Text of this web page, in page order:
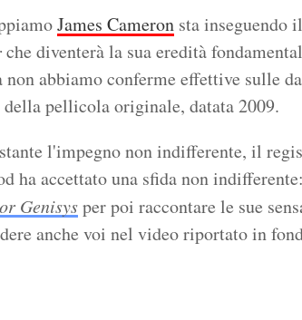
James Cameron sta inseguendo
che diventerà la sua eredità
non abbiamo conferme effettive sulle
della pellicola originale, datata 2009.
l'impegno non indifferente, il
ha accettato una sfida non
Genisysper poi raccontare le sue
anche voi nel video riportato in